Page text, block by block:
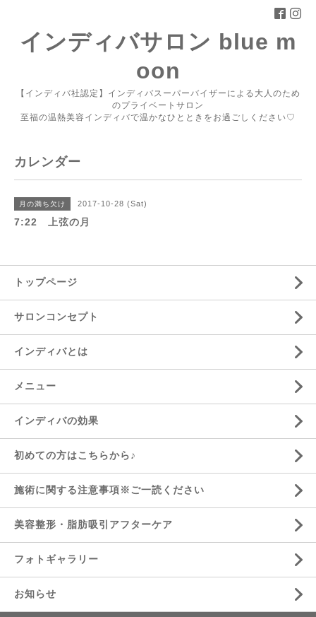
インディバサロン blue m
oon
【インディバ社認定】インディバスーパーバイザーによる大人のため
のプライベートサロン
至福の温熱美容インディバで温かなひとときをお過ごしください♡
カレンダー
月の満ち欠け 2017-10-28 (Sat)
7:22 上弦の月
トップページ
サロンコンセプト
インディバとは
メニュー
インディバの効果
初めての方はこちらから♪
施術に関する注意事項※ご一読ください
美容整形・脂肪吸引アフターケア
フォトギャラリー
お知らせ